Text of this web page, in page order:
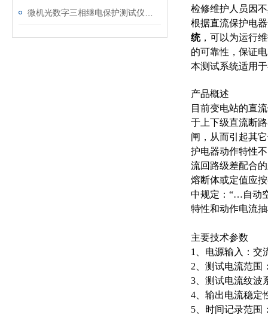
检修维护人员因
根据直流保护电
统，可以为运行
的可靠性，保证
本测试系统适用
产品概述
目前变电站的直
于上下级直流断
闸，从而引起其
护电器动作特性
流回路级差配合
熔断体或定值应
中规定： “…自动
特性和动作电流
主要技术参数
1
、电源输入：交
2 、测试电流范围
3 、测试电流纹波
4 、输出电流稳定
5 、时间记录范围